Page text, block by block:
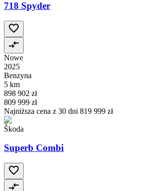
718 Spyder
Nowe
2025
Benzyna
5 km
898 902 zł
809 999 zł
Najniższa cena z 30 dni 819 999 zł
Škoda
Superb Combi